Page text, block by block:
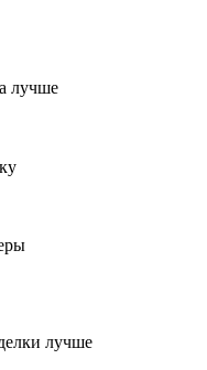
лучше
лучше